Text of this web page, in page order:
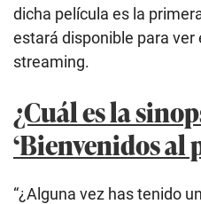
dicha película es la
estará disponible para
streaming.
¿Cuál es la
‘Bienvenidos al
“¿Alguna vez has tenido